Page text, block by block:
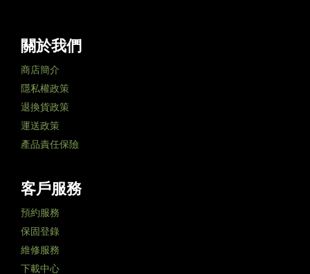
關於我們
商店簡介
隱私權政策
退換貨政策
運送政策
產品責任保險
客戶服務
預約服務
保固登錄
維修服務
下載中心